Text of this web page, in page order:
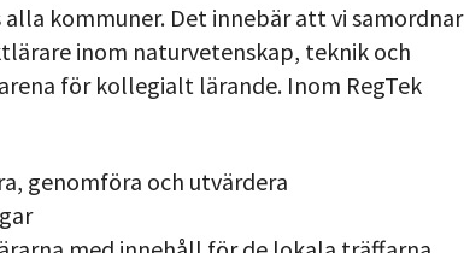
kommuner. Det innebär att vi samordnar
inom naturvetenskap, teknik och
för kollegialt lärande. Inom RegTek
genomföra och utvärdera